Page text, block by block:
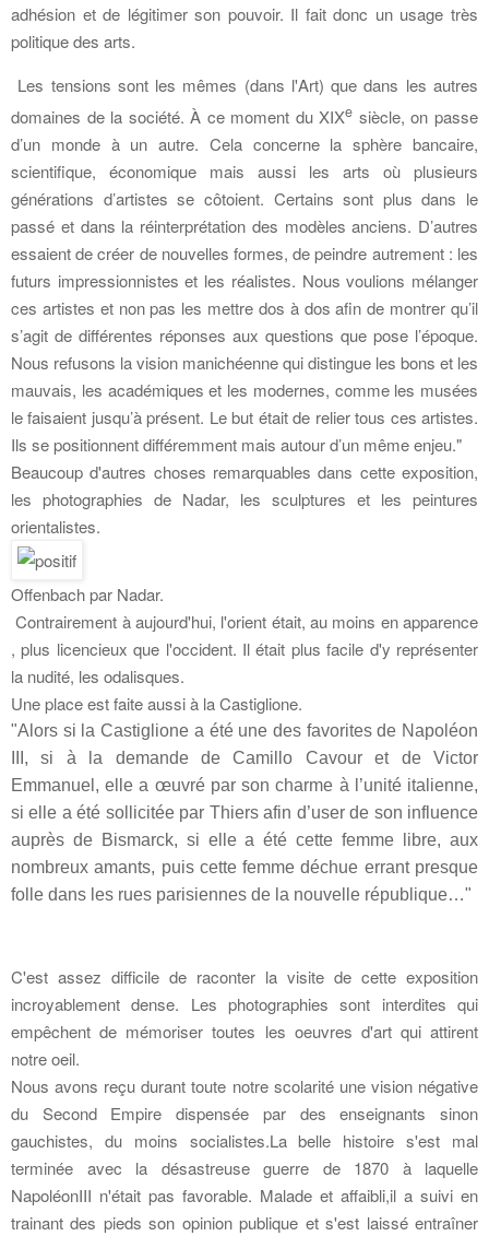
adhésion et de légitimer son pouvoir. Il fait donc un usage très
politique des arts.
Les tensions sont les mêmes (dans l'Art) que dans les autres
domaines de la société. À ce moment du XIXe siècle, on passe
d’un monde à un autre. Cela concerne la sphère bancaire,
scientifique, économique mais aussi les arts où plusieurs
générations d’artistes se côtoient. Certains sont plus dans le
passé et dans la réinterprétation des modèles anciens. D’autres
essaient de créer de nouvelles formes, de peindre autrement : les
futurs impressionnistes et les réalistes. Nous voulions mélanger
ces artistes et non pas les mettre dos à dos afin de montrer qu’il
s’agit de différentes réponses aux questions que pose l’époque.
Nous refusons la vision manichéenne qui distingue les bons et les
mauvais, les académiques et les modernes, comme les musées
le faisaient jusqu’à présent. Le but était de relier tous ces artistes.
Ils se positionnent différemment mais autour d’un même enjeu."
Beaucoup d'autres choses remarquables dans cette exposition,
les photographies de Nadar, les sculptures et les peintures
orientalistes.
Offenbach par Nadar.
Contrairement à aujourd'hui, l'orient était, au moins en apparence
, plus licencieux que l'occident. Il était plus facile d'y représenter
la nudité, les odalisques.
Une place est faite aussi à la Castiglione.
"Alors si la Castiglione a été une des favorites de Napoléon
III, si à la demande de Camillo Cavour et de Victor
Emmanuel, elle a œuvré par son charme à l’unité italienne,
si elle a été sollicitée par Thiers afin d’user de son influence
auprès de Bismarck, si elle a été cette femme libre, aux
nombreux amants, puis cette femme déchue errant presque
folle dans les rues parisiennes de la nouvelle république…"
C'est assez difficile de raconter la visite de cette exposition
incroyablement dense. Les photographies sont interdites qui
empêchent de mémoriser toutes les oeuvres d'art qui attirent
notre oeil.
Nous avons reçu durant toute notre scolarité une vision négative
du Second Empire dispensée par des enseignants sinon
gauchistes, du moins socialistes.La belle histoire s'est mal
terminée avec la désastreuse guerre de 1870 à laquelle
NapoléonIII n'était pas favorable. Malade et affaibli,il a suivi en
trainant des pieds son opinion publique et s'est laissé entraîner